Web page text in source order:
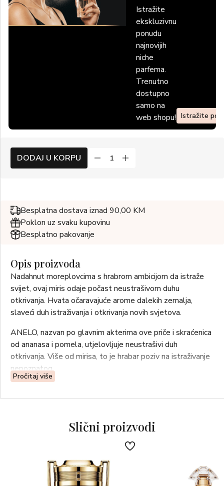
Istražite
ekskluzivnu
ponudu
najnovijih
niche
parfema.
Trenutno
dostupno
samo na
web shopu! Istražite
DODAJ U KORPU
Besplatna dostava iznad 90,00 KM
Poklon uz svaku kupovinu
Besplatno pakovanje
Opis proizvoda
Nadahnut moreplovcima s hrabrom ambicijom da istraže
svijet, ovaj miris odaje počast neustrašivom duhu
otkrivanja. Hvata očaravajuće arome dalekih zemalja,
slaveći duh istraživanja i otkrivanja novih svjetova.
ANELO, nazvan po glavnim akterima ove priče i skraćenica
od ananasa i pomela, utjelovljuje neustrašivi duh
otkrivanja. Više od mirisa, to je hrabar poziv na istraživanje
nepoznatog.
Pročitaj više
Slični proizvodi